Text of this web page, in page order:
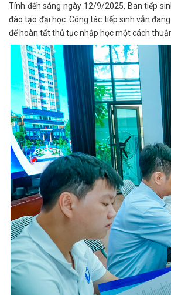
Tính đến sáng ngày 12/9/2025, Ban tiếp
đào tạo đại học. Công tác tiếp sinh vẫn
để hoàn tất thủ tục nhập học một cách